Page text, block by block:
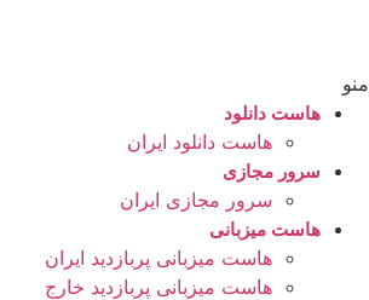
منو
هاست دانلود
هاست دانلود ایران
سرور مجازی
سرور مجازی ایران
هاست میزبانی
هاست میزبانی پربازدید ایران
هاست میزبانی پربازدید خارج